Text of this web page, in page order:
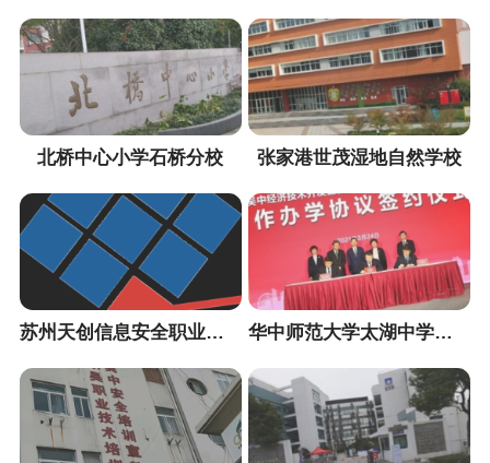
北桥中心小学石桥分校 张家港世茂湿地自然学校
苏州天创信息安全职业培训中心 华中师范大学太湖中学（暂定名）